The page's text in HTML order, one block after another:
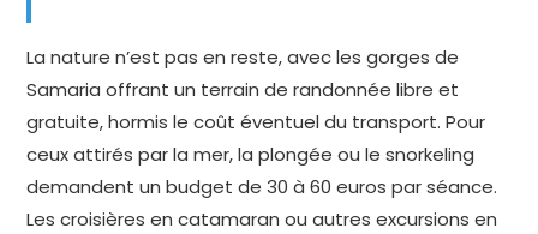
La nature n’est pas en reste, avec les gorges de
Samaria offrant un terrain de randonnée libre et
gratuite, hormis le coût éventuel du transport. Pour
ceux attirés par la mer, la plongée ou le snorkeling
demandent un budget de 30 à 60 euros par séance.
Les croisières en catamaran ou autres excursions en